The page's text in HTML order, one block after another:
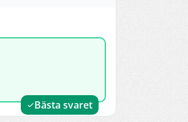
Bästa svaret